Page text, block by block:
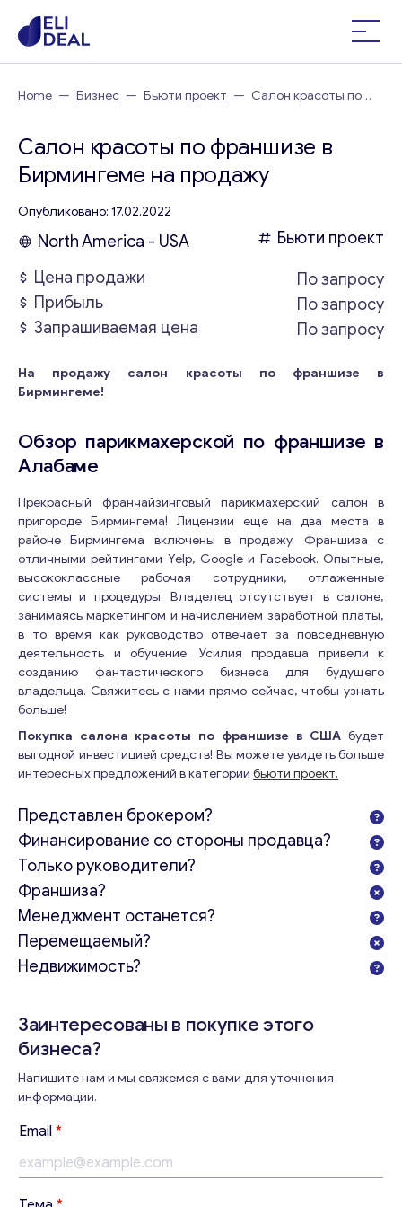
Home — Бизнес — Бьюти проект — Салон красоты по
Салон красоты по франшизе в
Бирмингеме на продажу
Опубликовано: 17.02.2022
North America - USA
Бьюти проект
Цена продажи
По запросу
Прибыль
По запросу
Запрашиваемая цена
По запросу
На продажу салон красоты по франшизе в
Бирмингеме!
Обзор парикмахерской по франшизе в
Алабаме
Прекрасный франчайзинговый парикмахерский салон в
пригороде Бирмингема! Лицензии еще на два места в
районе Бирмингема включены в продажу. Франшиза с
отличными рейтингами Yelp, Google и Facebook. Опытные,
высококлассные рабочая сотрудники, отлаженные
системы и процедуры. Владелец отсутствует в салоне,
занимаясь маркетингом и начислением заработной платы,
в то время как руководство отвечает за повседневную
деятельность и обучение. Усилия продавца привели к
созданию фантастического бизнеса для будущего
владельца. Свяжитесь с нами прямо сейчас, чтобы узнать
больше!
Покупка салона красоты по франшизе в США будет
выгодной инвестицией средств! Вы можете увидеть больше
интересных предложений в категории бьюти проект.
Представлен брокером?
Финансирование со стороны продавца?
Только руководители?
Франшиза?
Менеджмент останется?
Перемещаемый?
Недвижимость?
Заинтересованы в покупке этого
бизнеса?
Напишите нам и мы свяжемся с вами для уточнения
информации.
с
о
о
б
щ
Email *